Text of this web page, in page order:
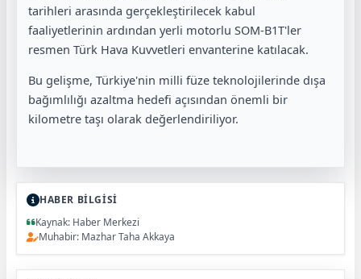
tarihleri arasında gerçekleştirilecek kabul
faaliyetlerinin ardından yerli motorlu SOM-B1T'ler
resmen Türk Hava Kuvvetleri envanterine katılacak.
Bu gelişme, Türkiye'nin milli füze teknolojilerinde dışa
bağımlılığı azaltma hedefi açısından önemli bir
kilometre taşı olarak değerlendiriliyor.
HABER BİLGİSİ
Kaynak: Haber Merkezi
Muhabir: Mazhar Taha Akkaya